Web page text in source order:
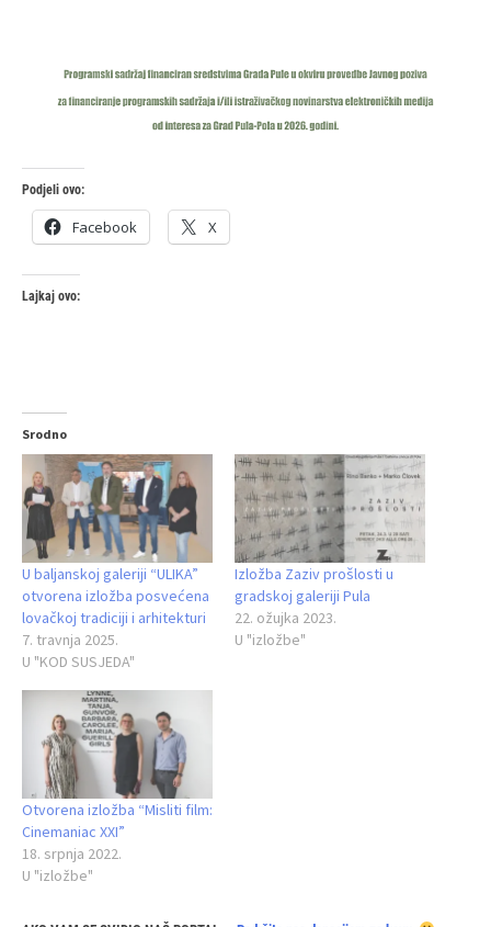
Podjeli ovo:
Facebook X
Lajkaj ovo:
Srodno
U baljanskoj galeriji “ULIKA”
otvorena izložba posvećena
lovačkoj tradiciji i arhitekturi
7. travnja 2025.
U "KOD SUSJEDA"
Izložba Zaziv prošlosti u
gradskoj galeriji Pula
22. ožujka 2023.
U "izložbe"
Otvorena izložba “Misliti film:
Cinemaniac XXI”
18. srpnja 2022.
U "izložbe"